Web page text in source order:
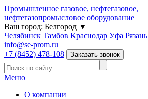
Промышленное газовое, нефтегазовое,
нефтегазопромысловое оборудование
Ваш город: Белгород ▼
Челябинск Тамбов Краснодар Уфа Рязань
info@se-prom.ru
+7 (8452) 478-108
Заказать звонок
Меню
О компании